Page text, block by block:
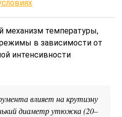
механизм температуры,
в зависимости от
интенсивности
влияет на крутизну
диаметр утюжка (20–